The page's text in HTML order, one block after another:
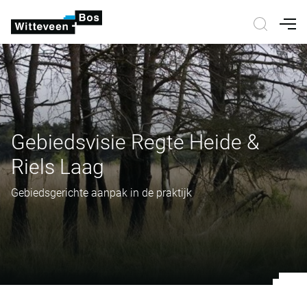
Gebiedsvisie Regte Heide &
Riels Laag
Gebiedsgerichte aanpak in de praktijk